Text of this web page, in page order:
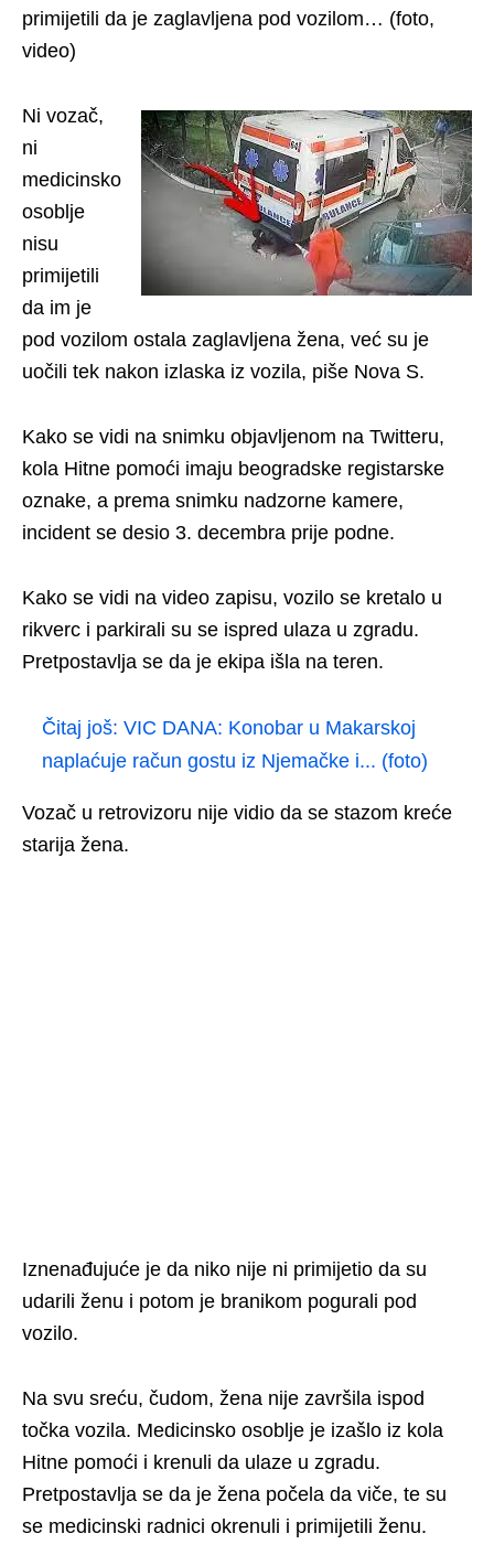
primijetili da je zaglavljena pod vozilom… (foto,
video)
Ni vozač,
ni
medicinsko
osoblje
nisu
primijetili
da im je
pod vozilom ostala zaglavljena žena, već su je
uočili tek nakon izlaska iz vozila, piše Nova S.
Kako se vidi na snimku objavljenom na Twitteru,
kola Hitne pomoći imaju beogradske registarske
oznake, a prema snimku nadzorne kamere,
incident se desio 3. decembra prije podne.
Kako se vidi na video zapisu, vozilo se kretalo u
rikverc i parkirali su se ispred ulaza u zgradu.
Pretpostavlja se da je ekipa išla na teren.
Čitaj još: VIC DANA: Konobar u Makarskoj
naplaćuje račun gostu iz Njemačke i... (foto)
Vozač u retrovizoru nije vidio da se stazom kreće
starija žena.
Iznenađujuće je da niko nije ni primijetio da su
udarili ženu i potom je branikom pogurali pod
vozilo.
Na svu sreću, čudom, žena nije završila ispod
točka vozila. Medicinsko osoblje je izašlo iz kola
Hitne pomoći i krenuli da ulaze u zgradu.
Pretpostavlja se da je žena počela da viče, te su
se medicinski radnici okrenuli i primijetili ženu.